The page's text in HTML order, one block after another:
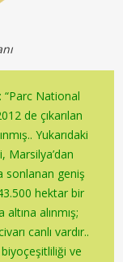
“Parc National
de çıkarılan
Yukarıdaki
Marsilya’dan
sonlanan geniş
hektar bir
alınmış;
canlı vardır..
ve